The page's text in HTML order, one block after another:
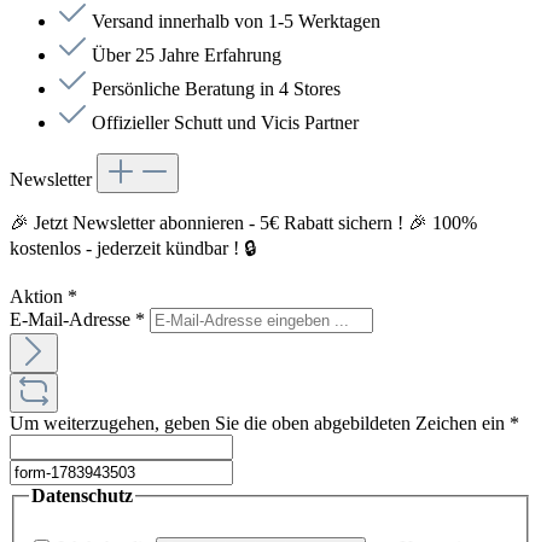
Versand innerhalb von 1-5 Werktagen
Über 25 Jahre Erfahrung
Persönliche Beratung in 4 Stores
Offizieller Schutt und Vicis Partner
Newsletter
🎉 Jetzt Newsletter abonnieren - 5€ Rabatt sichern ! 🎉 100%
kostenlos - jederzeit kündbar ! 🔒
Aktion *
E-Mail-Adresse *
Um weiterzugehen, geben Sie die oben abgebildeten Zeichen ein *
Datenschutz